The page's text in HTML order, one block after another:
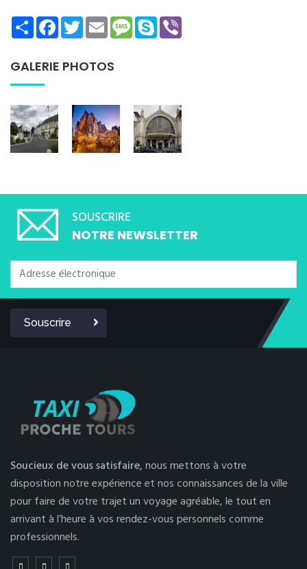
ShareFacebookTwitterEmailMessage
Skype
GALERIE PHOTOS
SOUSCRIRE
NOTRE NEWSLETTER
Souscrire
Soucieux de vous satisfaire,nous mettons à votre
disposition notre expérience et nos connaissances de la ville
pour faire de votre trajet un voyage agréable, le tout en
arrivant à l’heure à vos rendez-vous personnels comme
professionnels.